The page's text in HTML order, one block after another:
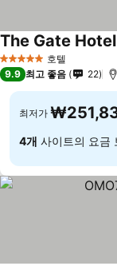
5 성급 호텔
The Gate
9.9 최고 좋음 22
최저가
4개 사이트의 요금